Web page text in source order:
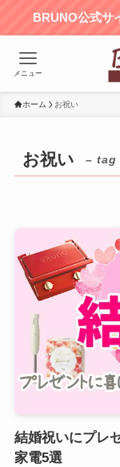
BRUNO公式サ
メニュー
ホーム お祝い
お祝い – tag
結婚祝いにプレ
家電5選